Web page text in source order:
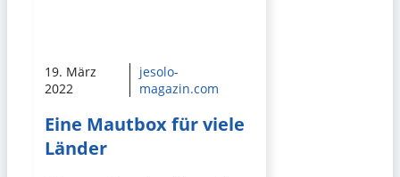
19. März
2022
jesolo-
magazin.com
Eine Mautbox für viele
Länder